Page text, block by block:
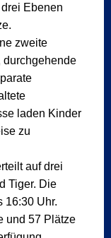
Ebenen
zweite
durchgehende
laden Kinder
zu
auf drei
Tiger. Die
16:30 Uhr.
und 57 Plätze